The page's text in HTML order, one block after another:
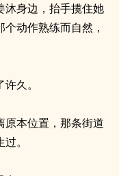
沐身边，抬手揽住她
动作熟练而自然，
久。
原本位置，那条街道
。